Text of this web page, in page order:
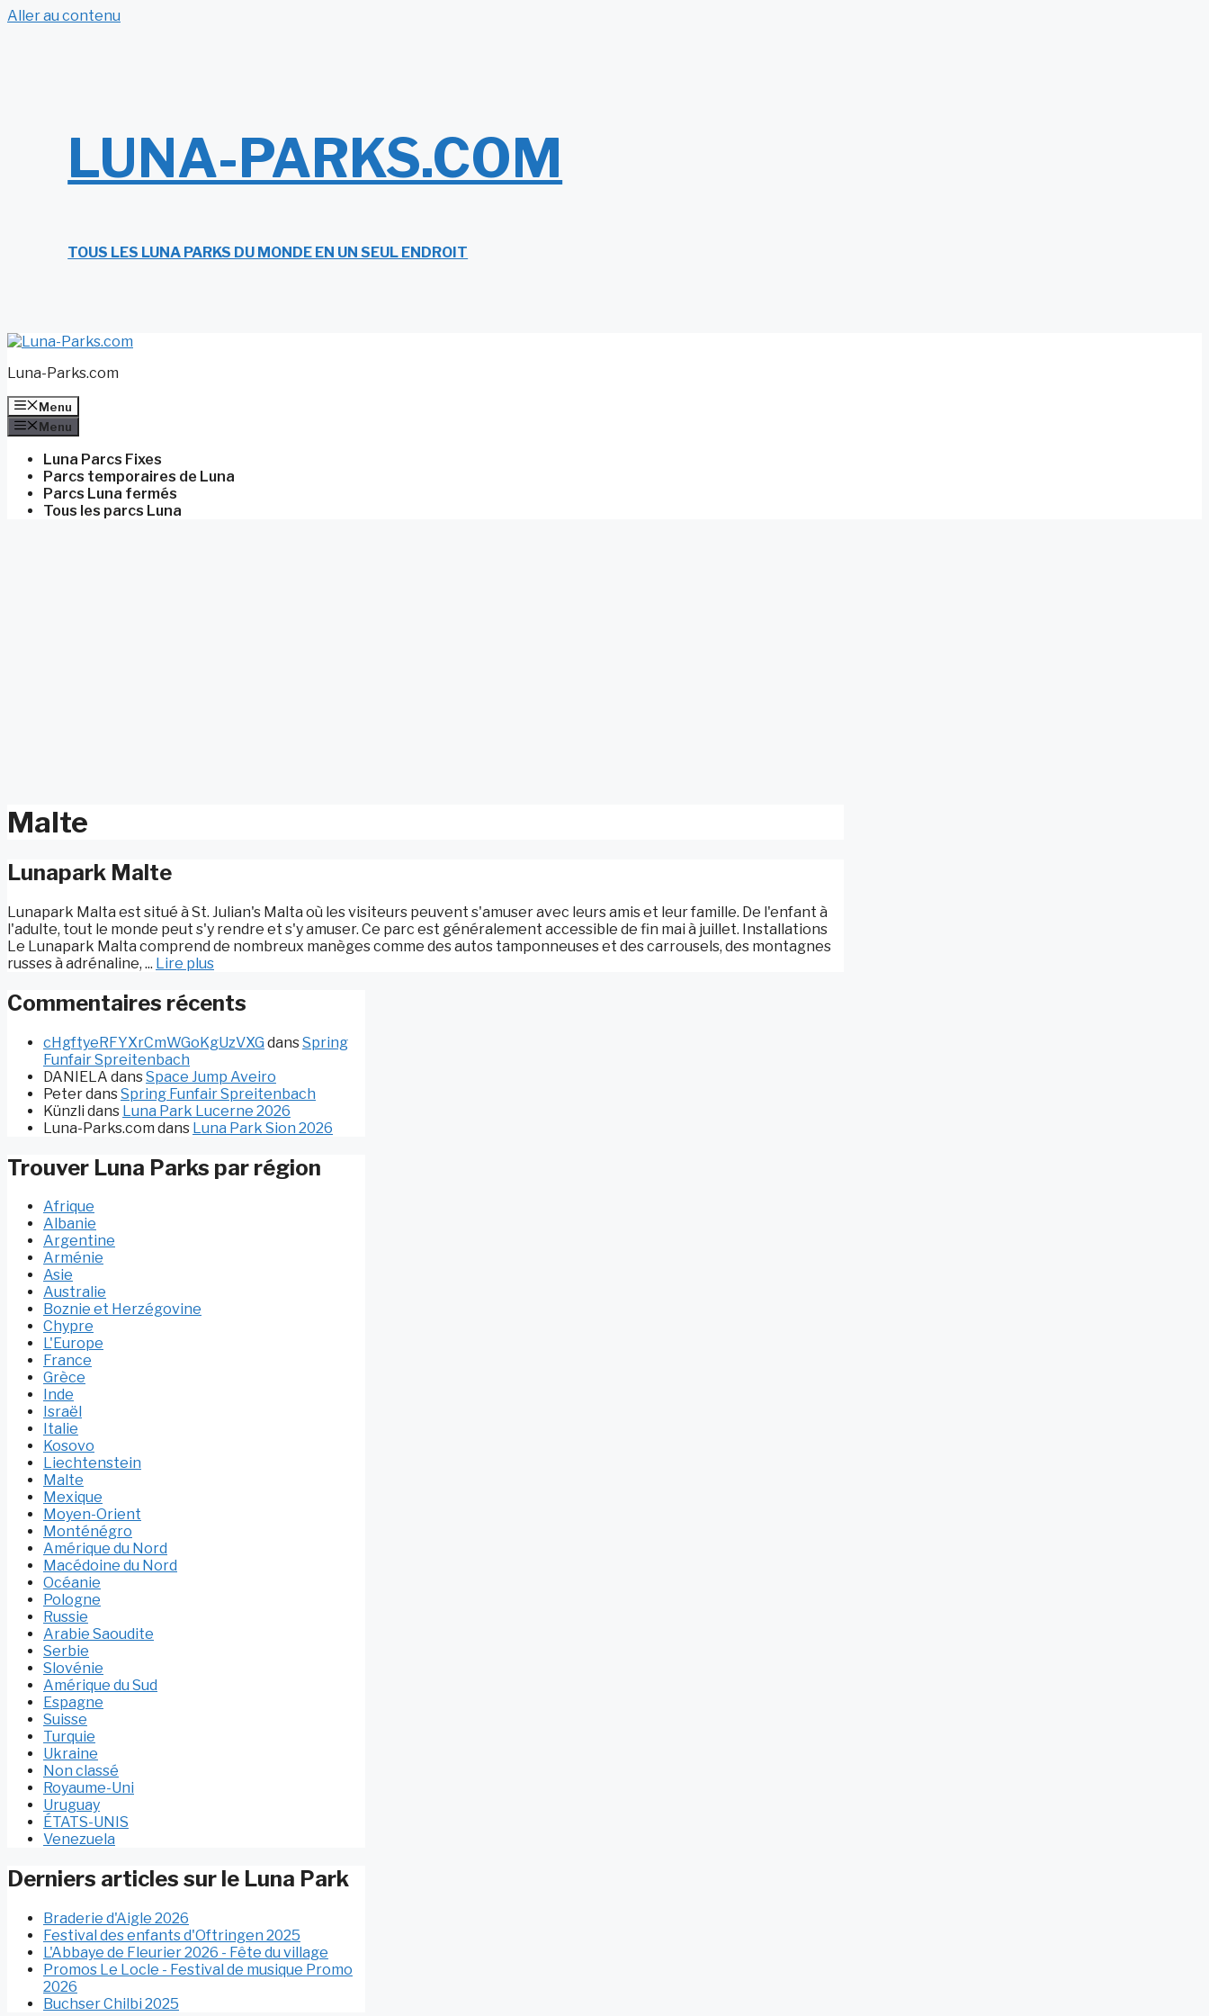
Aller au contenu
LUNA-PARKS.COM
TOUS LES LUNA PARKS DU MONDE EN UN SEUL ENDROIT
Luna-Parks.com
Menu
Menu
Luna Parcs Fixes
Parcs temporaires de Luna
Parcs Luna fermés
Tous les parcs Luna
Malte
Lunapark Malte
Lunapark Malta est situé à St. Julian's Malta où les visiteurs peuvent s'amuser avec leurs amis et leur famille. De l'enfant à
l'adulte, tout le monde peut s'y rendre et s'y amuser. Ce parc est généralement accessible de fin mai à juillet. Installations
Le Lunapark Malta comprend de nombreux manèges comme des autos tamponneuses et des carrousels, des montagnes
russes à adrénaline, ... Lire plus
Commentaires récents
cHgftyeRFYXrCmWGoKgUzVXG dansSpring
Funfair Spreitenbach
DANIELA dansSpace Jump Aveiro
PeterdansSpring Funfair Spreitenbach
Künzli dans Luna Park Lucerne 2026
Luna-Parks.com dans Luna Park Sion 2026
Trouver Luna Parks par région
Afrique
Albanie
Argentine
Arménie
Asie
Australie
Boznie et Herzégovine
Chypre
L'Europe
France
Grèce
Inde
Israël
Italie
Kosovo
Liechtenstein
Malte
Mexique
Moyen-Orient
Monténégro
Amérique du Nord
Macédoine du Nord
Océanie
Pologne
Russie
Arabie Saoudite
Serbie
Slovénie
Amérique du Sud
Espagne
Suisse
Turquie
Ukraine
Non classé
Royaume-Uni
Uruguay
ÉTATS-UNIS
Venezuela
Derniers articles sur le Luna Park
Braderie d'Aigle 2026
Festival des enfants d'Oftringen 2025
L'Abbaye de Fleurier 2026 - Fête du village
Promos Le Locle - Festival de musique Promo
2026
Buchser Chilbi 2025